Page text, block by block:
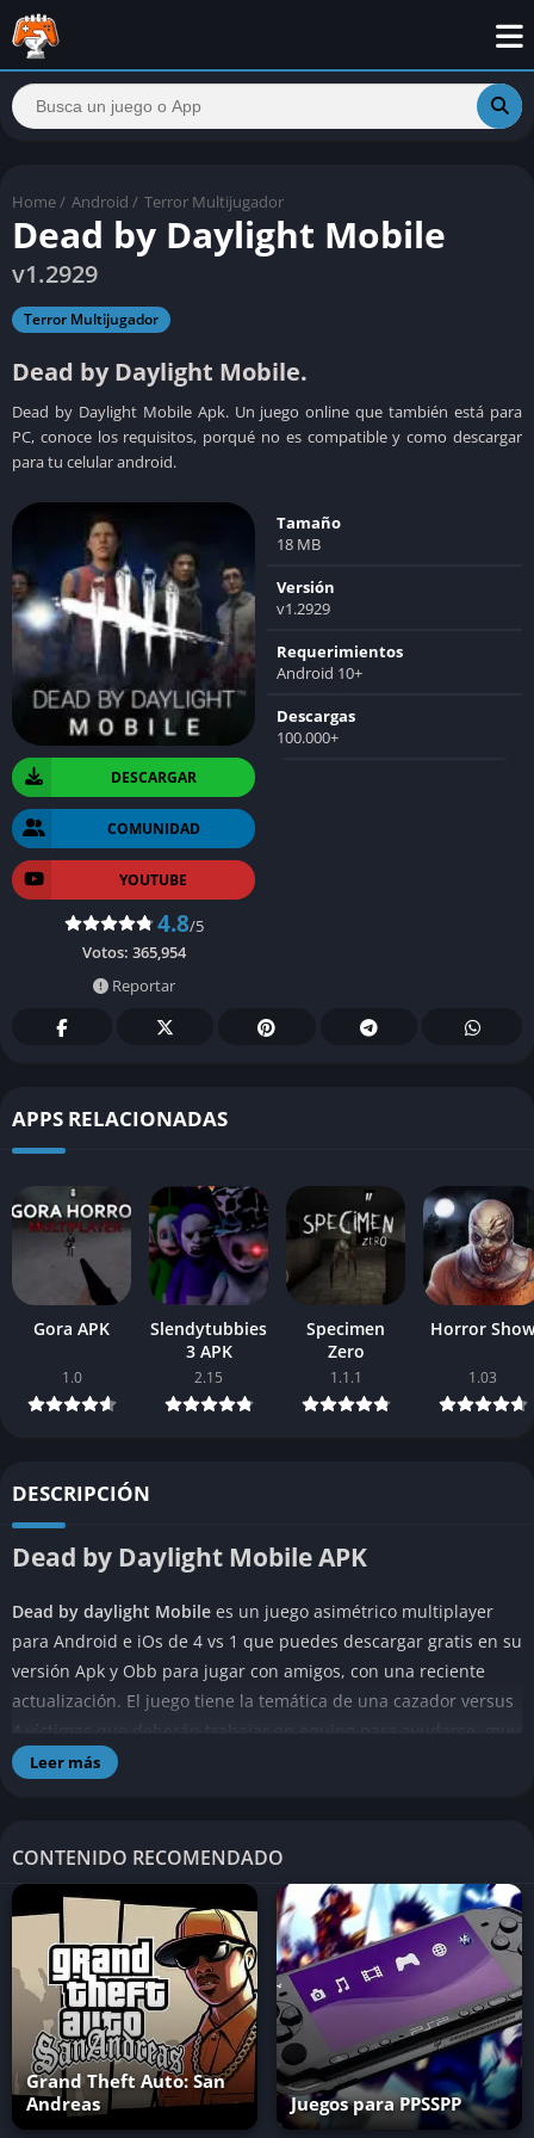
Home / Android / Terror Multijugador
Dead by Daylight Mobile
v1.2929
Terror Multijugador
Dead by Daylight Mobile.
Dead by Daylight Mobile Apk. Un juego online que también está para
PC, conoce los requisitos, porqué no es compatible y como descargar
para tu celular android.
DESCARGAR
COMUNIDAD
YOUTUBE
4.8/5
Votos: 365,954
Reportar
Tamaño
18 MB
Versión
v1.2929
Requerimientos
Android 10+
Descargas
100.000+
APPS RELACIONADAS
Gora APK
1.0
Slendytubbies
3 APK
2.15
Specimen
Zero
1.1.1
Horror Show
1.03
DESCRIPCIÓN
Dead by Daylight Mobile APK
Dead by daylight Mobile es un juego asimétrico multiplayer
para Android e iOs de 4 vs 1 que puedes descargar gratis en su
versión Apk y Obb para jugar con amigos, con una reciente
actualización. El juego tiene la temática de una cazador versus
4 víctimas que deberán trabajar en equipo para ayudarse, muy
parecido al de la versión para PC.
Requisitos para Dead by Daylight Mobile
Los requisitos del juego, para poder correr en dispositivos
Leer más
CONTENIDO RECOMENDADO
Grand Theft Auto: San
Andreas
Juegos para PPSSPP